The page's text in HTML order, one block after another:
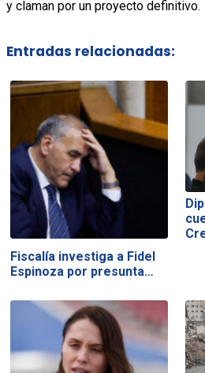
y claman por un proyecto definitivo.
Entradas relacionadas:
Fiscalía investiga a Fidel
Espinoza por presunta…